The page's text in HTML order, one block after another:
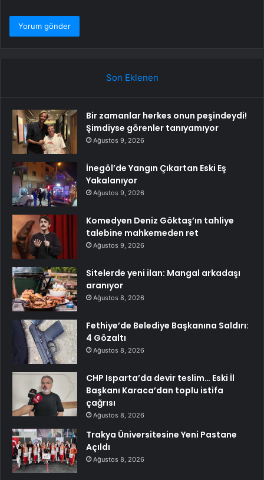
Son Eklenen
Bir zamanlar herkes onun peşindeydi!
Şimdiyse görenler tanıyamıyor
Ağustos 9, 2026
İnegöl’de Yangın Çıkartan Eski Eş
Yakalanıyor
Ağustos 9, 2026
Komedyen Deniz Göktaş’ın tahliye
talebine mahkemeden ret
Ağustos 9, 2026
Sitelerde yeni ilan: Mangal arkadaşı
aranıyor
Ağustos 8, 2026
Fethiye’de Belediye Başkanına Saldırı:
4 Gözaltı
Ağustos 8, 2026
CHP Isparta’da devir teslim… Eski İl
Başkanı Karaca’dan toplu istifa
çağrısı
Ağustos 8, 2026
Trakya Üniversitesine Yeni Pastane
Açıldı
Ağustos 8, 2026